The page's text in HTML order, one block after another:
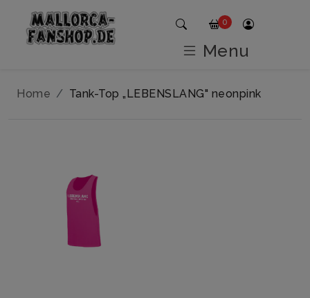
Home Tank-Top „LEBENSLANG" neonpink
0
Menu